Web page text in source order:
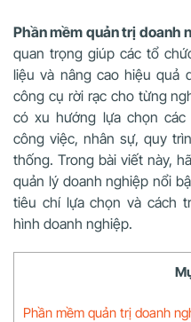
Phần mềm quản trị doanh
quan trọng giúp các tổ
liệu và nâng cao hiệu quả
công cụ rời rạc cho từng
có xu hướng lựa chọn
công việc, nhân sự, quy
thống. Trong bài viết này,
quản lý doanh nghiệp nổi
tiêu chí lựa chọn và cách
hình doanh nghiệp.
Phần mềm quản trị doanh